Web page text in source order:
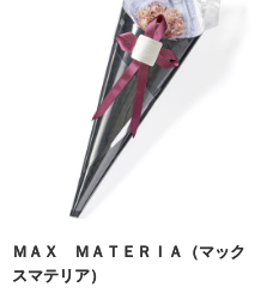
ＭＡＸ ＭＡＴＥＲＩＡ（マック
スマテリア）